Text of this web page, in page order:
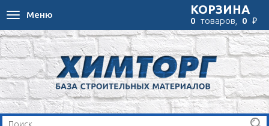
Toggle
navigation
Меню КОРЗИНА
0 товаров, 0 ₽